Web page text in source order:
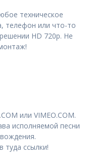
техническое
телефон или что-то
HD 720p. Не
или VIMEO.COM.
исполняемой песни
туда ссылки!